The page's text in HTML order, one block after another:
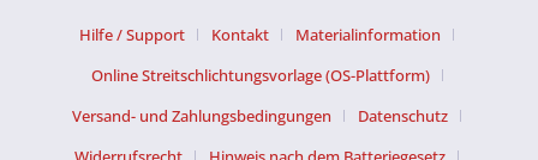
Hilfe / Support Kontakt
Materialinformation
Online Streitschlichtungsvorlage (OS-Plattform)
Versand- und Zahlungsbedingungen
Datenschutz